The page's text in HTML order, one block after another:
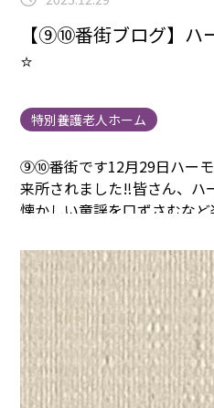
【⑨⑩番街ブログ】ハ
⭐️
特別養護老人ホーム
⑨⑩番街です12月29日ハー
来所されました‼️皆さん、ハ
懐かしい童謡を口ずさむな
色々な催しを計画します⭐️